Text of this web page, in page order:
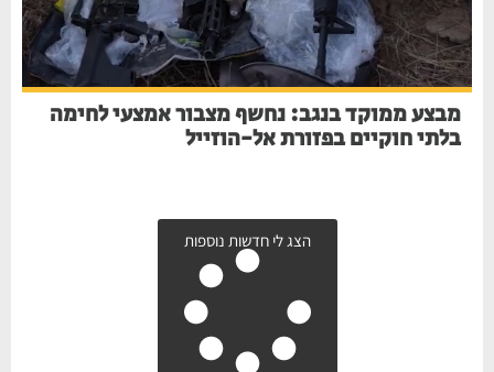
מבצע ממוקד בנגב: נחשף מצבור אמצעי לחימה
בלתי חוקיים בפזורת אל-הוזייל
הצג לי חדשות נוספות